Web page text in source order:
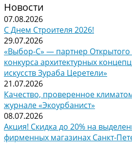
Новости
07.08.2026
С Днем Строителя 2026!
29.07.2026
«Выбор-С» — партнер
конкурса архитектурных
искусств Зураба Церетели»
21.07.2026
Качество, проверенное
журнале «Экоурбанист»
08.07.2026
Акция! Скидка до 20% на
фирменных магазинах Санкт-